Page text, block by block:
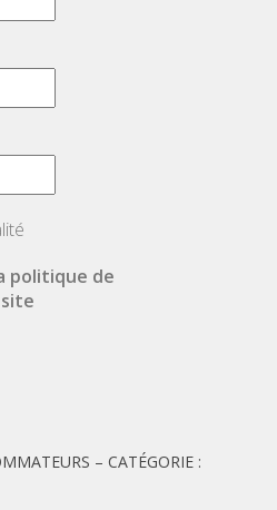
politique de
– CATÉGORIE :